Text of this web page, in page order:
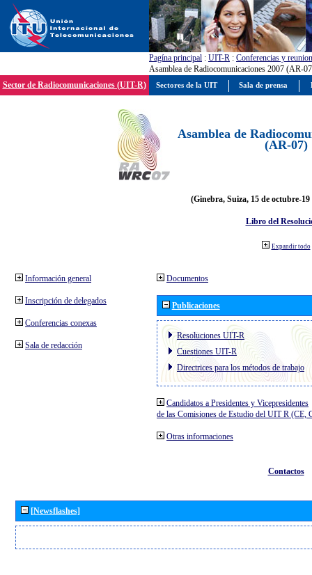
Pagína principal : UIT-R : Conferencias y
Asamblea de Radiocomunicaciones 2007 (AR-
Sector de Radiocomunicaciones (UIT-R)
Asamblea de
(AR-07)
(Ginebra, Suiza, 15 de octubre-19
Libro del
Expandir todo
Información general
Inscripción de delegados
Conferencias conexas
Sala de redacción
Documentos
Publicaciones
Resoluciones UIT-R
Cuestiones UIT-R
Directrices para los métodos de trabajo
Candidatos a Presidentes y Vicepresidentes
de las Comisiones de Estudio del UIT R (CE,
Otras informaciones
Contactos
[Newsflashes]
Sectores de la UIT Sala de prensa